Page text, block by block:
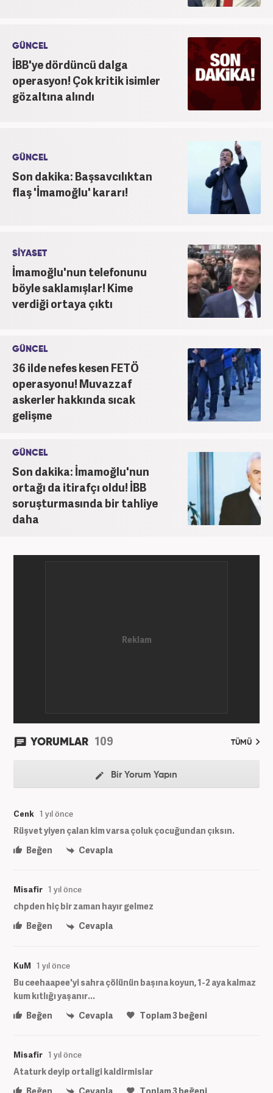
GÜNCEL
İBB'ye dördüncü dalga
operasyon! Çok kritik isimler
gözaltına alındı
GÜNCEL
Son dakika: Başsavcılıktan
flaş 'İmamoğlu' kararı!
SİYASET
İmamoğlu'nun telefonunu
böyle saklamışlar! Kime
verdiği ortaya çıktı
GÜNCEL
36 ilde nefes kesen FETÖ
operasyonu! Muvazzaf
askerler hakkında sıcak
gelişme
GÜNCEL
Son dakika: İmamoğlu'nun
ortağı da itirafçı oldu! İBB
soruşturmasında bir tahliye
daha
YORUMLAR 109 TÜMÜ
Bir Yorum Yapın
Cenk 1 yıl önce
Rüşvet yiyen çalan kim varsa çoluk çocuğundan çıksın.
Beğen
Cevapla
Misafir 1 yıl önce
chpden hiç bir zaman hayır gelmez
Beğen
Cevapla
KuM 1 yıl önce
Bu ceehaapee'yi sahra çölünün başına koyun, 1-2 aya kalmaz
kum kıtlığı yaşanır...
Beğen
Cevapla Toplam3beğeni
Misafir 1 yıl önce
Ataturk deyip ortaligi kaldirmislar